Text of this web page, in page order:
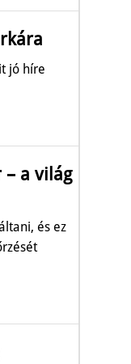
jó híre
– a világ
és ez